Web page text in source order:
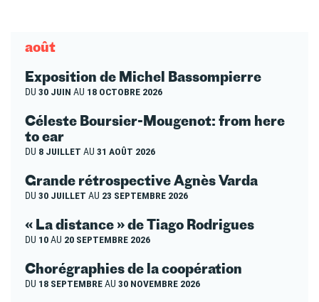
août
Exposition de Michel Bassompierre
DU 30 JUIN AU 18 OCTOBRE 2026
Céleste Boursier-Mougenot: from here
to ear
DU 8 JUILLET AU 31 AOÛT 2026
Grande rétrospective Agnès Varda
DU 30 JUILLET AU 23 SEPTEMBRE 2026
« La distance » de Tiago Rodrigues
DU 10AU 20 SEPTEMBRE 2026
Chorégraphies de la coopération
DU 18 SEPTEMBREAU 30 NOVEMBRE 2026